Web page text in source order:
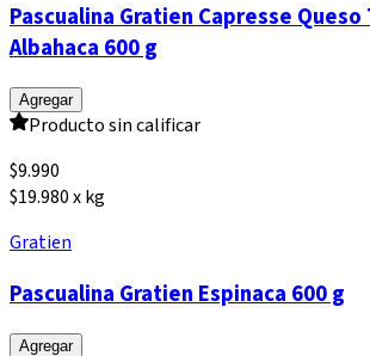
Pascualina Gratien Capresse
Albahaca 600 g
Agregar
Producto sin calificar
$9.990
$19.980 x kg
Gratien
Pascualina Gratien Espinaca 600 g
Agregar